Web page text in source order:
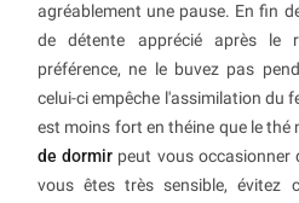
agréablement une pause. En fin
de détente apprécié après le
préférence, ne le buvez pas
celui-ci empêche l'assimilation du
est moins fort en théine que le thé
de dormir peut vous occasionner
vous êtes très sensible, évitez